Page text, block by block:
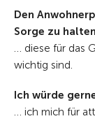
Den
Sorge zu
… diese für das
wichtig sind.
Ich würde
… ich mich für